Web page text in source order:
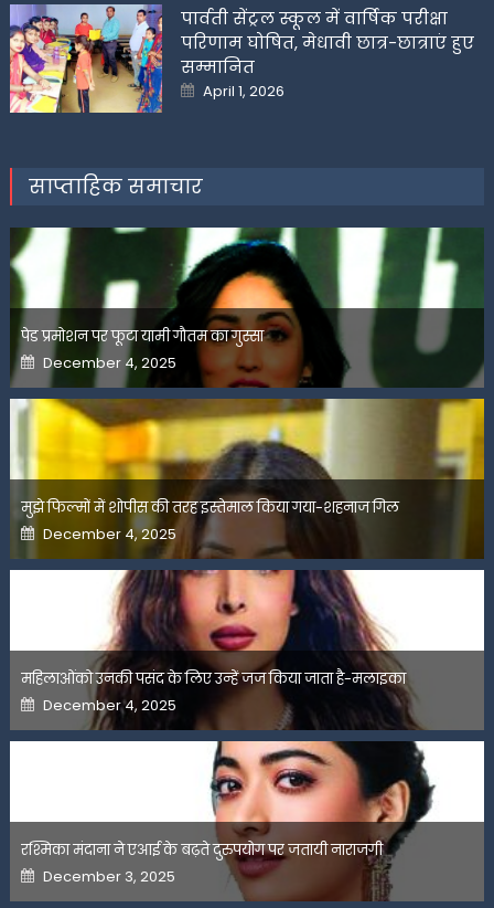
पार्वती सेंट्रल स्कूल में वार्षिक परीक्षा
परिणाम घोषित, मेधावी छात्र-छात्राएं हुए
सम्मानित
Posted
on
April 1, 2026
साप्ताहिक समाचार
पेड प्रमोशन पर फूटा यामी गौतम का गुस्सा
Posted
on
December 4, 2025
मुझे फिल्मों में शोपीस की तरह इस्तेमाल किया गया-शहनाज गिल
Posted
on
December 4, 2025
महिलाओंको उनकी पसंद के लिए उन्हें जज किया जाता है-मलाइका
Posted
on
December 4, 2025
रश्मिका मंदाना ने एआई के बढ़ते दुरुपयोग पर जतायी नाराजगी
Posted
on
December 3, 2025